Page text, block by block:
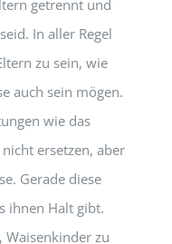
getrennt und
In aller Regel
zu sein, wie
auch sein mögen.
wie das
ersetzen, aber
Gerade diese
ihnen Halt gibt.
zu